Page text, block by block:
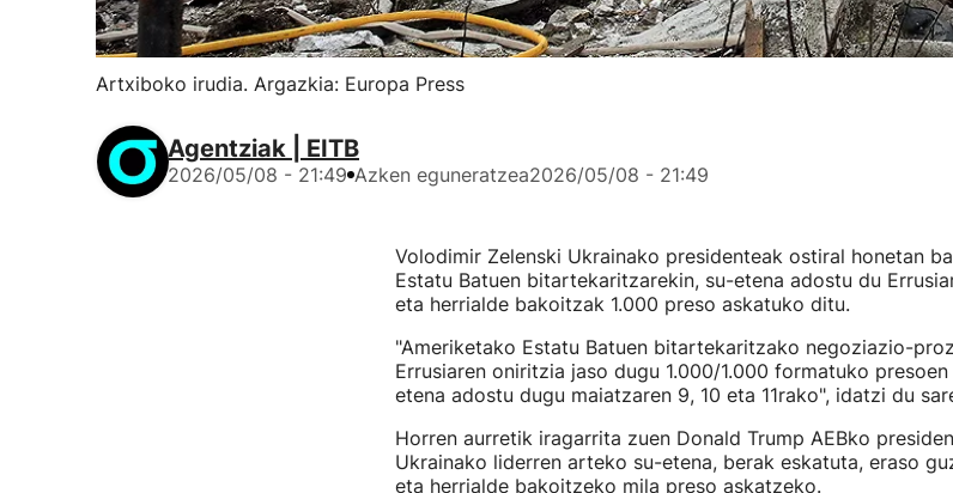
Artxiboko irudia. Argazkia: Europa Press
Agentziak | EITB
2026/05/08 - 21:49 Azken eguneratzea2026/05/08 - 21:49
Volodimir Zelenski Ukrainako presidenteak ostiral honetan
Estatu Batuen bitartekaritzarekin, su-etena adostu du
eta herrialde bakoitzak 1.000 preso askatuko ditu.
"Ameriketako Estatu Batuen bitartekaritzako negoziazio-
Errusiaren oniritzia jaso dugu 1.000/1.000 formatuko
etena adostu dugu maiatzaren 9, 10 eta 11rako", idatzi du
Horren aurretik iragarrita zuen Donald Trump AEBko
Ukrainako liderren arteko su-etena, berak eskatuta, eraso
eta herrialde bakoitzeko mila preso askatzeko.